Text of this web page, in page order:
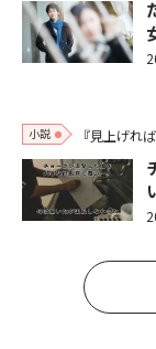
小説 『見上げれ